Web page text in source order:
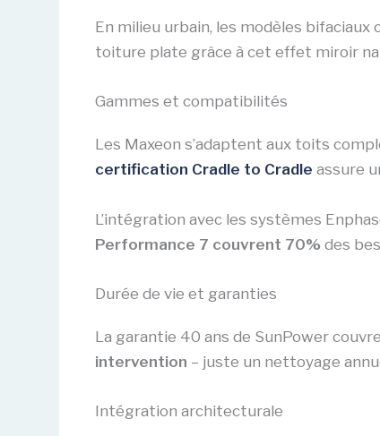
En milieu urbain, les modèles
toiture plate grâce à cet effet miroir
Gammes et compatibilités
Les Maxeon s’adaptent aux toits
certification Cradle to Cradle assure
L’intégration avec les systèmes
Performance 7 couvrent 70% des
Durée de vie et garanties
La garantie 40 ans de SunPower
intervention – juste un nettoyage
Intégration architecturale